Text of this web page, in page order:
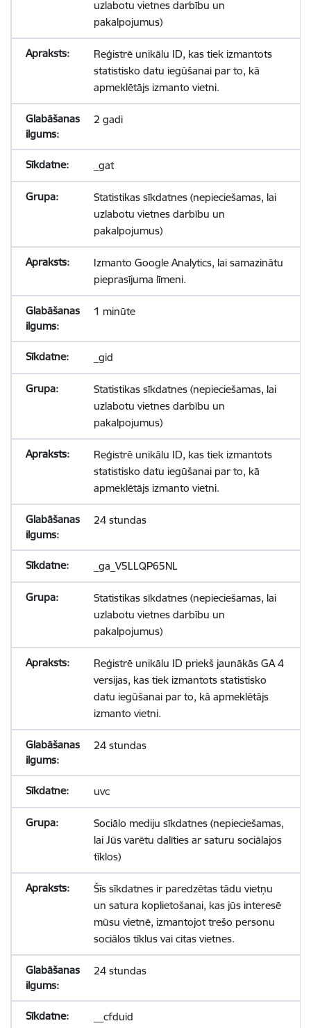
uzlabotu vietnes darbību un
pakalpojumus)
Reģistrē unikālu ID, kas tiek izmantots
statistisko datu iegūšanai par to, kā
apmeklētājs izmanto vietni.
2 gadi
_gat
Statistikas sīkdatnes (nepieciešamas, lai
uzlabotu vietnes darbību un
pakalpojumus)
Izmanto Google Analytics, lai samazinātu
pieprasījuma līmeni.
1 minūte
_gid
Statistikas sīkdatnes (nepieciešamas, lai
uzlabotu vietnes darbību un
pakalpojumus)
Reģistrē unikālu ID, kas tiek izmantots
statistisko datu iegūšanai par to, kā
apmeklētājs izmanto vietni.
24 stundas
_ga_V5LLQP65NL
Statistikas sīkdatnes (nepieciešamas, lai
uzlabotu vietnes darbību un
pakalpojumus)
Reģistrē unikālu ID priekš jaunākās GA 4
versijas, kas tiek izmantots statistisko
datu iegūšanai par to, kā apmeklētājs
izmanto vietni.
24 stundas
uvc
Sociālo mediju sīkdatnes (nepieciešamas,
lai Jūs varētu dalīties ar saturu sociālajos
tīklos)
Šīs sīkdatnes ir paredzētas tādu vietņu
un satura koplietošanai, kas jūs interesē
mūsu vietnē, izmantojot trešo personu
sociālos tīklus vai citas vietnes.
24 stundas
__cfduid